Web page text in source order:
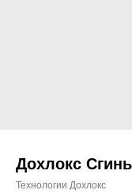
Дохлокс
Технологии Дохлокс